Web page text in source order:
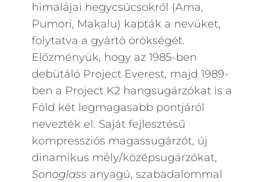
himalájai hegycsúcsokról (Ama,
Pumori, Makalu) kapták a nevüket,
folytatva a gyártó örökségét.
Előzményük, hogy az 1985-ben
debütáló Project Everest, majd 1989-
ben a Project K2 hangsugárzókat is a
Föld két legmagasabb pontjáról
nevezték el. Saját fejlesztésű
kompressziós magassugárzót, új
dinamikus mély/középsugárzókat,
Sonoglass anyagú, szabadalommal